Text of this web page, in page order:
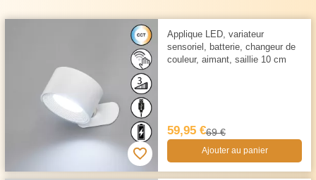
Applique LED, variateur
sensoriel, batterie, changeur de
couleur, aimant, saillie 10 cm
59,95 €69 €
Ajouter au panier